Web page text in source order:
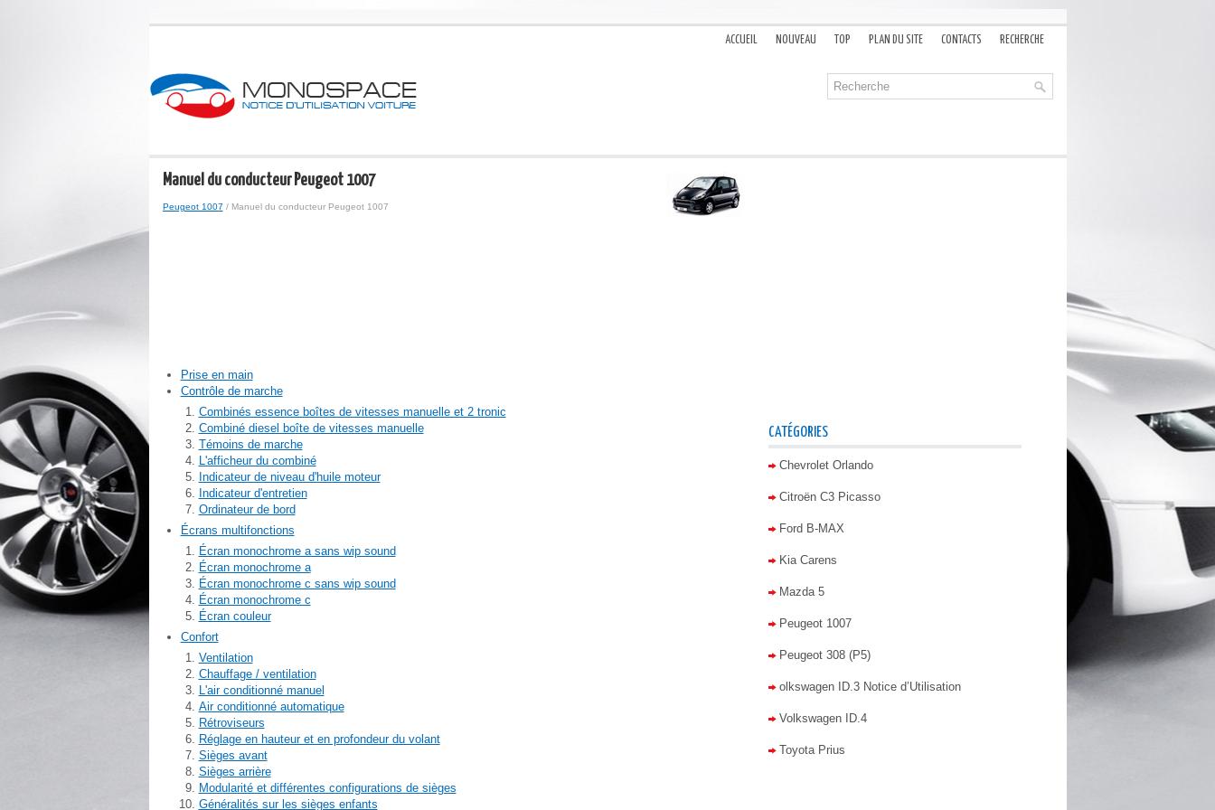
ACCUEIL NOUVEAU TOP PLAN DU SITE CONTACTS RECHERCHE
Manuel du conducteur Peugeot 1007
Peugeot 1007 / Manuel du conducteur Peugeot 1007
Prise en main
Contrôle de marche
Combinés essence boîtes de vitesses manuelle et 2 tronic
Combiné diesel boîte de vitesses manuelle
Témoins de marche
L'afficheur du combiné
Indicateur de niveau d'huile moteur
Indicateur d'entretien
Ordinateur de bord
Écrans multifonctions
Écran monochrome a sans wip sound
Écran monochrome a
Écran monochrome c sans wip sound
Écran monochrome c
Écran couleur
Confort
Ventilation
Chauffage / ventilation
L'air conditionné manuel
Air conditionné automatique
Rétroviseurs
Réglage en hauteur et en profondeur du volant
Sièges avant
Sièges arrière
Modularité et différentes configurations de sièges
Généralités sur les sièges enfants
CATÉGORIES
Chevrolet Orlando
Citroën C3 Picasso
Ford B-MAX
Kia Carens
Mazda 5
Peugeot 1007
Peugeot 308 (P5)
olkswagen ID.3 Notice d’Utilisation
Volkswagen ID.4
Toyota Prius